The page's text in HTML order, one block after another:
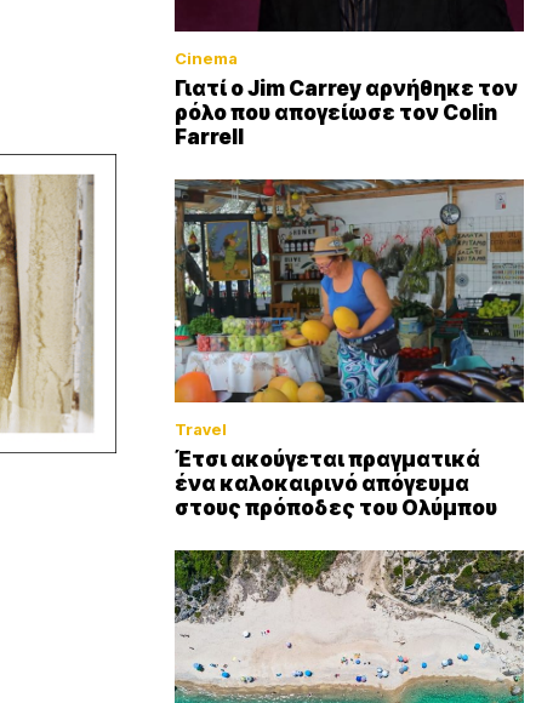
Cinema
Γιατί ο Jim Carrey αρνήθηκε τον
ρόλο που απογείωσε τον Colin
Farrell
Travel
Έτσι ακούγεται πραγματικά
ένα καλοκαιρινό απόγευμα
στους πρόποδες του Ολύμπου